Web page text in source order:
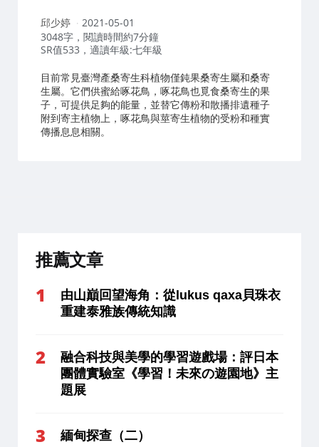
作
者：
邱少婷
2021-05-01
3048字，閱讀時間約7分鐘
SR值533，適讀年級:七年級
目前常見臺灣產桑寄生科植物僅鈍果桑寄生屬和桑寄
生屬。它們供蜜給啄花鳥，啄花鳥也覓食桑寄生的果
子，可提供足夠的能量，並替它傳粉和散播排遺種子
附到寄主植物上，啄花鳥與莖寄生植物的受粉和種實
傳播息息相關。
推薦文章
由山巔回望海角：從lukus qaxa貝珠衣
重建泰雅族傳統知識
融合科技與美學的學習遊戲場：評日本
團體實驗室《學習！未來の遊園地》主
題展
緬甸探查（二）